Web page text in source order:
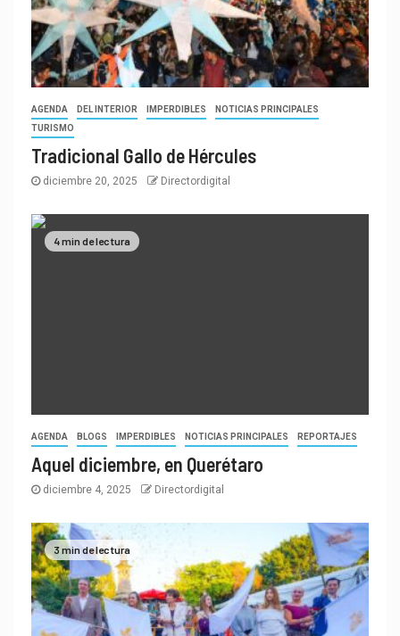
AGENDA DEL INTERIOR IMPERDIBLES
NOTICIAS PRINCIPALES
TURISMO
Tradicional Gallo de Hércules
diciembre 20, 2025 Directordigital
4 min de lectura
AGENDA BLOGS IMPERDIBLES NOTICIAS PRINCIPALES REPORTAJES
Aquel diciembre, en Querétaro
diciembre 4, 2025 Directordigital
3 min de lectura